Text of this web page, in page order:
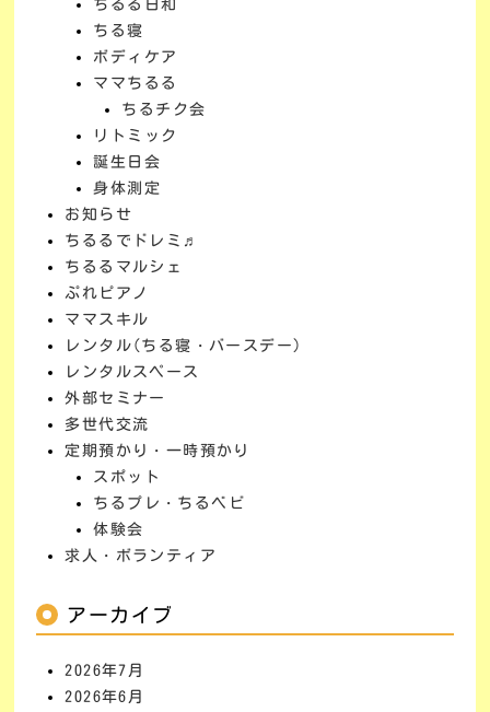
ちるる日和
ちる寝
ボディケア
ママちるる
ちるチク会
リトミック
誕生日会
身体測定
お知らせ
ちるるでドレミ♬
ちるるマルシェ
ぷれピアノ
ママスキル
レンタル(ちる寝・バースデー)
レンタルスペース
外部セミナー
多世代交流
定期預かり・一時預かり
スポット
ちるプレ・ちるベビ
体験会
求人・ボランティア
アーカイブ
2026年7月
2026年6月